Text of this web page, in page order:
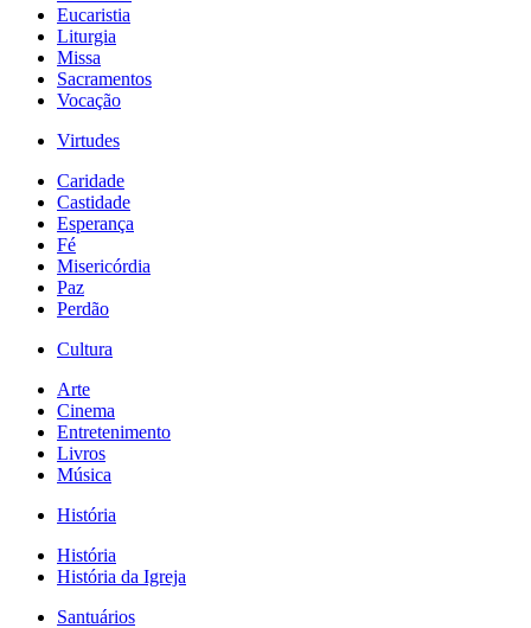
Eucaristia
Liturgia
Missa
Sacramentos
Vocação
Virtudes
Caridade
Castidade
Esperança
Fé
Misericórdia
Paz
Perdão
Cultura
Arte
Cinema
Entretenimento
Livros
Música
História
História
História da Igreja
Santuários